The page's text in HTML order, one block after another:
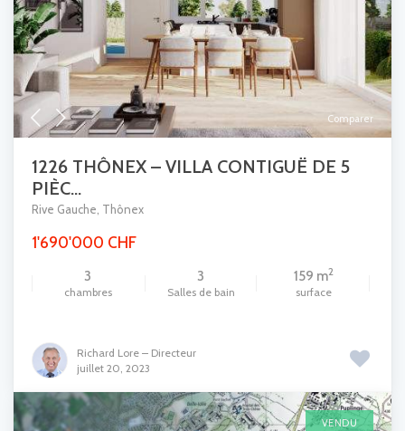
Comparer
1226 THÔNEX – VILLA CONTIGUË DE 5
PIÈC...
Rive Gauche Thônex
1'690'000 CHF
3
chambres
3
Salles de bain
159 m2
surface
Richard Lore – Directeur
juillet 20, 2023
VENDU